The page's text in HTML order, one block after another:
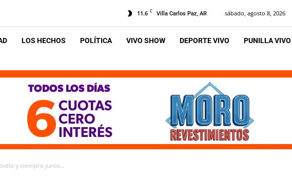
11.6 C Villa Carlos Paz, AR sábado, agosto 8, 2026
LOS HECHOS POLÍTICA VIVO SHOW DEPORTE VIVO PUNILLA VIVO
y siempre junto...